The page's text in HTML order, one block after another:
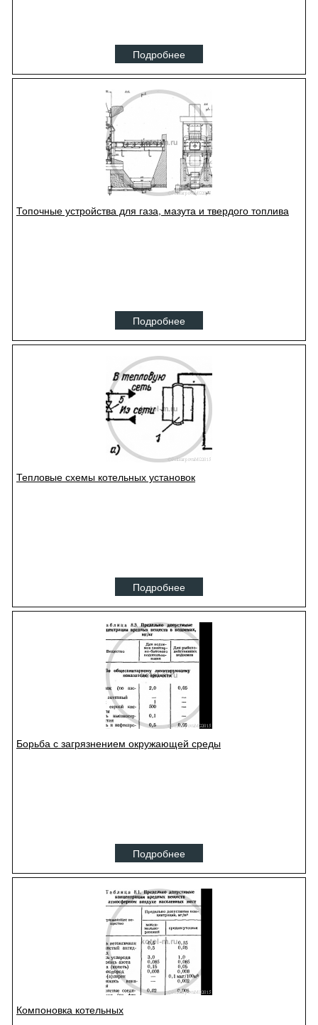
Подробнее
Топочные устройства для газа, мазута и твердого топлива
Подробнее
Тепловые схемы котельных установок
Подробнее
Борьба с загрязнением окружающей среды
Подробнее
Компоновка котельных